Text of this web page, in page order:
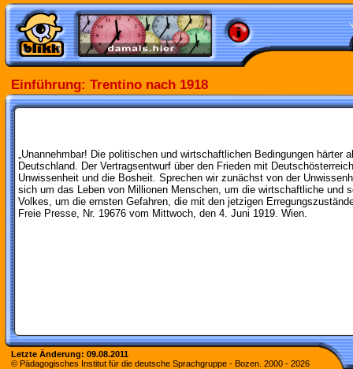
Einführung: Trentino nach 1918
„Unannehmbar! Die politischen und wirtschaftlichen Bedingungen härter
Deutschland. Der Vertragsentwurf über den Frieden mit
Unwissenheit und die Bosheit. Sprechen wir zunächst von der
sich um das Leben von Millionen Menschen, um die wirtschaftliche und
Volkes, um die ernsten Gefahren, die mit den jetzigen
Freie Presse, Nr. 19676 vom Mittwoch, den 4. Juni 1919. Wien.
Letzte Änderung: 09.08.2011
© Pädagogisches Institut für die deutsche Sprachgruppe - Bozen. 2000 - 2026